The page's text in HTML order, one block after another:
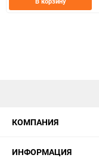
КОМПАНИЯ
ИНФОРМАЦИЯ